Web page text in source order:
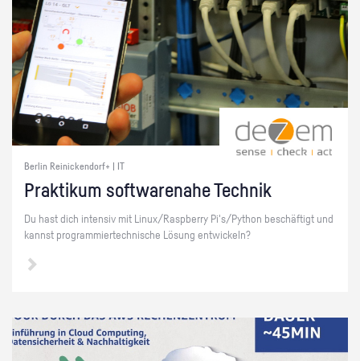
Berlin Reinickendorf+ | IT
Prak­ti­kum soft­ware­na­he Tech­nik
Du hast dich in­ten­siv mit Linux/Raspber­ry Pi's/Py­thon be­schäf­tigt und
kannst pro­gram­mier­tech­ni­sche Lö­sung ent­wi­ckeln?